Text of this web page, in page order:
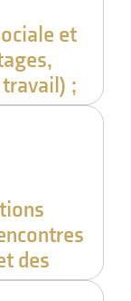
et
;
des